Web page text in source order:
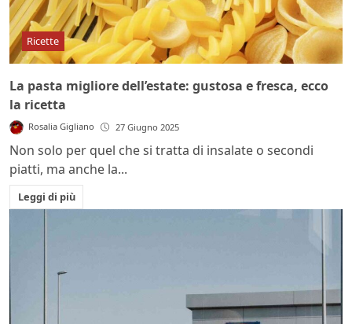
Ricette
La pasta migliore dell’estate: gustosa e fresca, ecco
la ricetta
Rosalia Gigliano 27 Giugno 2025
Non solo per quel che si tratta di insalate o secondi
piatti, ma anche la...
Leggi di più